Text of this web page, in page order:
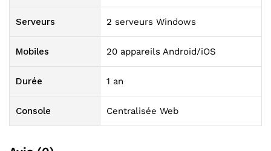
Serveurs 2 serveurs Windows
Mobiles 20 appareils Android/iOS
Durée 1 an
Console Centralisée Web